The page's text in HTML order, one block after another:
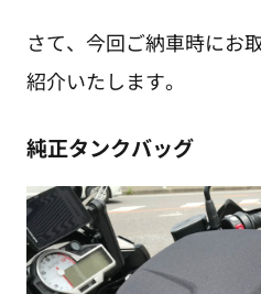
さて、今回ご納車時にお
紹介いたします。
純正タンクバッグ